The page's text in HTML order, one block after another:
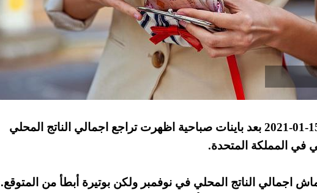
تباينت تداولات الباوند 15-01-2021 بعد باينات صباحية اظهرت تراجع اجمالي الناتج المحلي
في المملكة المتحدة.
اجمالي الناتج المحلي في نوفمبر ولكن بوتيرة أبطأ من المتوقع.